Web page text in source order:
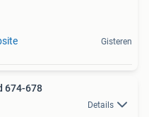
Gisteren
674-678
Details